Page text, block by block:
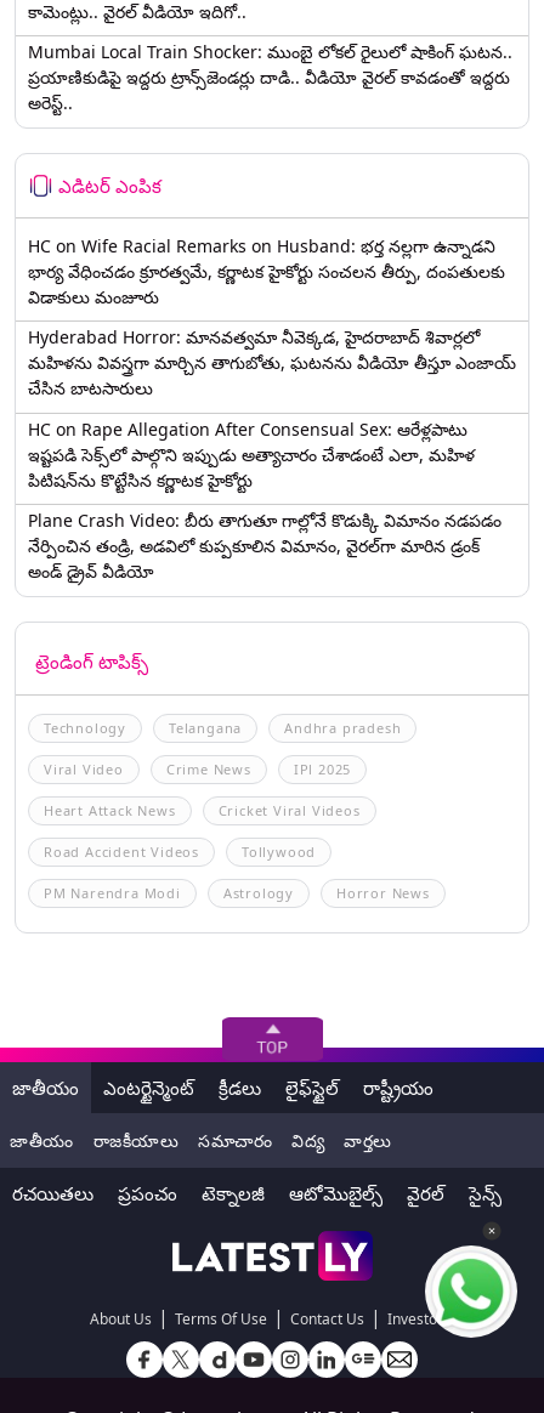
కామెంట్లు.. వైరల్ వీడియో ఇదిగో..
Mumbai Local Train Shocker: ముంబై లోకల్ రైలులో షాకింగ్ ఘటన..
ప్రయాణికుడిపై ఇద్దరు ట్రాన్స్‌జెండర్లు దాడి.. వీడియో వైరల్ కావడంతో ఇద్దరు
అరెస్ట్..
ఎడిటర్ ఎంపిక
HC on Wife Racial Remarks on Husband: భర్త న‌ల్ల‌గా ఉన్నాడ‌ని
భార్య వేధించ‌డం క్రూర‌త్వ‌మే, కర్ణాటక హైకోర్టు సంచలన తీర్పు, దంపతులకు
విడాకులు మంజూరు
Hyderabad Horror: మానవత్వమా నీవెక్కడ, హైదరాబాద్ శివార్లలో
మహిళను వివస్త్రగా మార్చిన తాగుబోతు, ఘటనను వీడియో తీస్తూ ఎంజాయ్
చేసిన బాటసారులు
HC on Rape Allegation After Consensual Sex: ఆరేళ్లపాటు
ఇష్టపడి సెక్స్‌లో పాల్గొని ఇప్పుడు అత్యాచారం చేశాడంటే ఎలా, మహిళ
పిటిషన్‌ను కొట్టేసిన కర్ణాటక హైకోర్టు
Plane Crash Video: బీరు తాగుతూ గాల్లోనే కొడుక్కి విమానం నడపడం
నేర్పించిన తండ్రి, అడవిలో కుప్పకూలిన విమానం, వైరల్‌గా మారిన డ్రంక్‌
అండ్ డ్రైవ్ వీడియో
ట్రెండింగ్ టాపిక్స్
Technology Telangana Andhra pradesh
Viral Video Crime News IPl 2025
Heart Attack News Cricket Viral Videos
Road Accident Videos Tollywood
PM Narendra Modi Astrology Horror News
జాతీయం ఎంటర్టైన్మెంట్ క్రీడలు లైఫ్‌స్టైల్ రాష్ట్రీయం
జాతీయం రాజకీయాలు సమాచారం విద్య వార్తలు
రచయితలు ప్రపంచం టెక్నాలజీ ఆటోమొబైల్స్ వైరల్ సైన్స్
About Us | Terms Of Use | Contact Us | Investors